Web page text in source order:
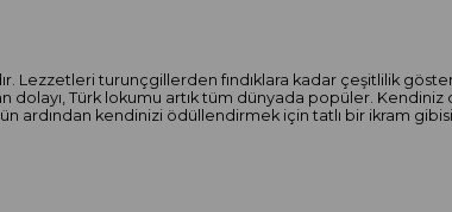
turunçgillerden fındıklara kadar çeşitlilik
dolayı, Türk lokumu artık tüm dünyada popüler.
ardından kendinizi ödüllendirmek için tatlı bir ikram